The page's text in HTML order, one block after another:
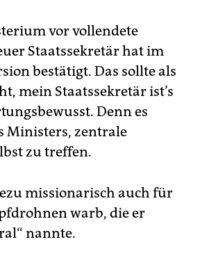
vor vollendete
Staatssekretär hat im
bestätigt. Das sollte als
mein Staatssekretär ist’s
Denn es
Ministers, zentrale
zu treffen.
missionarisch auch für
warb, die er
nannte.